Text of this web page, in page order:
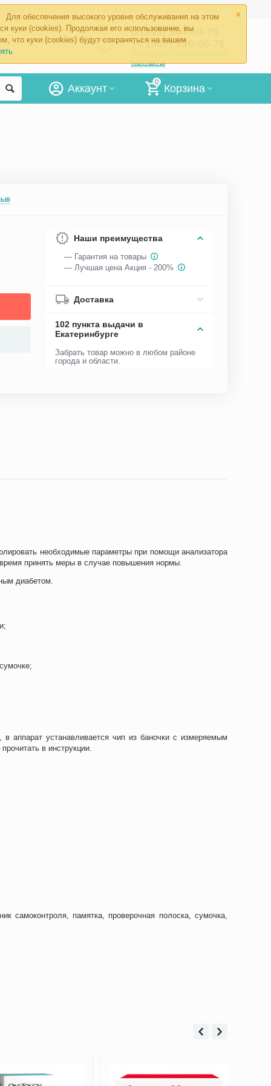
×
Для обеспечения высокого уровня обслуживания на этом
куки (cookies). Продолжая его использование, вы
что куки (cookies) будут сохраняться на вашем
8 (343) 344-60-76
+7 (967) 639-00-76
Контакты
0
Корзина
Аккаунт
Наши преимущества
— Гарантия на товары
— Лучшая цена Акция - 200%
Доставка
102 пункта выдачи в
Екатеринбурге
Забрать товар можно в любом районе
города и области.
необходимые параметры при помощи анализатора
принять меры в случае повышения нормы.
диабетом.
аппарат устанавливается чип из баночки с измеряемым
в инструкции.
самоконтроля, памятка, проверочная полоска, сумочка,